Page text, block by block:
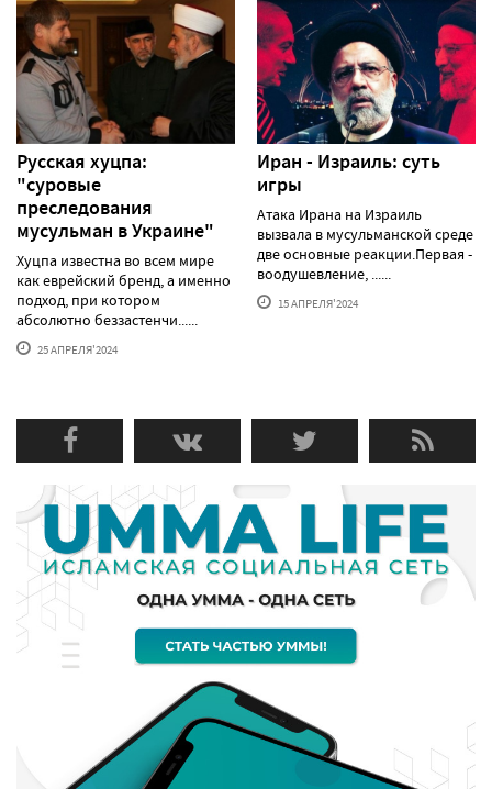
Русская хуцпа:
"суровые
преследования
мусульман в Украине"
Хуцпа известна во всем мире
как еврейский бренд, а именно
подход, при котором
абсолютно беззастенчи......
25 АПРЕЛЯ'2024
Иран - Израиль: суть
игры
Атака Ирана на Израиль
вызвала в мусульманской среде
две основные реакции.Первая -
воодушевление, ......
15 АПРЕЛЯ'2024